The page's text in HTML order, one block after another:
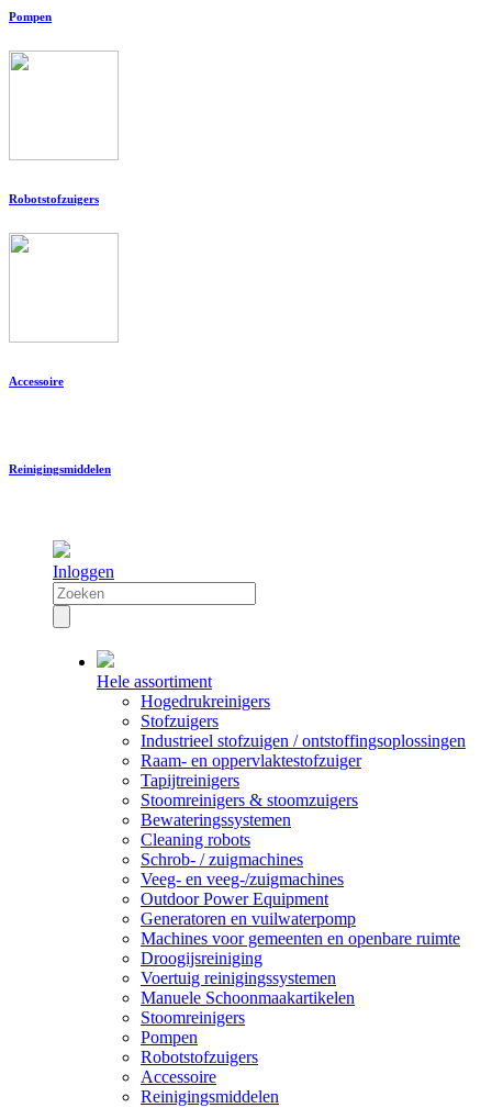
Pompen
Robotstofzuigers
Accessoire
Reinigingsmiddelen
Inloggen
Hele assortiment
Hogedrukreinigers
Stofzuigers
Industrieel stofzuigen / ontstoffingsoplossingen
Raam- en oppervlaktestofzuiger
Tapijtreinigers
Stoomreinigers & stoomzuigers
Bewateringssystemen
Cleaning robots
Schrob- / zuigmachines
Veeg- en veeg-/zuigmachines
Outdoor Power Equipment
Generatoren en vuilwaterpomp
Machines voor gemeenten en openbare ruimte
Droogijsreiniging
Voertuig reinigingssystemen
Manuele Schoonmaakartikelen
Stoomreinigers
Pompen
Robotstofzuigers
Accessoire
Reinigingsmiddelen